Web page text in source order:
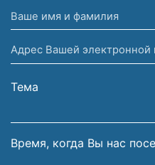
Ваше
имя
и
фамилия
Адрес
Вашей
электронной
Тема
Время, когда Вы нас